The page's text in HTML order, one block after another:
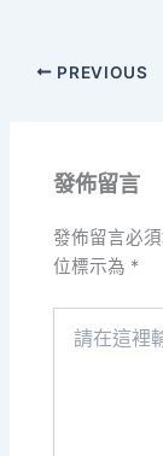
PREVIOUS
發佈留言
發佈留言必
位標示為 *